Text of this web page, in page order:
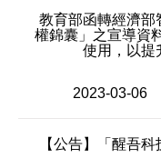
教育部函轉經濟部
權錦囊」之宣導資
使用，以提
2023-03-06
【公告】「醒吾